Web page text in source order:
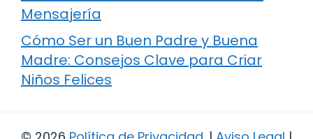
Mensajería
Cómo Ser un Buen Padre y Buena
Madre: Consejos Clave para Criar
Niños Felices